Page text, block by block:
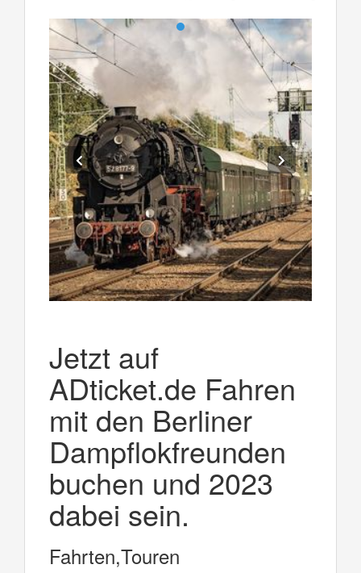
Jetzt auf
ADticket.de Fahren
mit den Berliner
Dampflokfreunden
buchen und 2023
dabei sein.
Fahrten,Touren